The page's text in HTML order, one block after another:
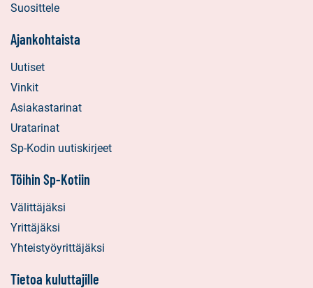
Suosittele
Ajankohtaista
Uutiset
Vinkit
Asiakastarinat
Uratarinat
Sp-Kodin uutiskirjeet
Töihin Sp-Kotiin
Välittäjäksi
Yrittäjäksi
Yhteistyöyrittäjäksi
Tietoa kuluttajille